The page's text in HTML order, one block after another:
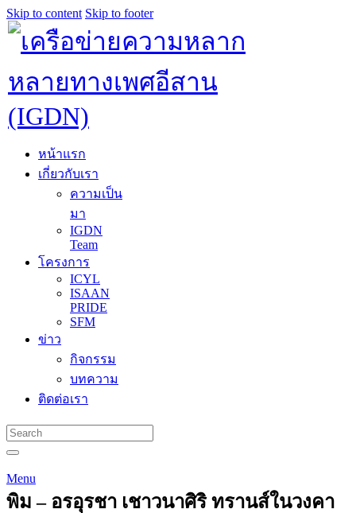
Skip to content Skip to footer
หน้าแรก
เกี่ยวกับเรา
ความเป็น
มา
IGDN
Team
โครงการ
ICYL
ISAAN
PRIDE
SFM
ข่าว
กิจกรรม
บทความ
ติดต่อเรา
Menu
พิม – อรอุรชา เชาวนาศิริ ทรานส์ในวงคา